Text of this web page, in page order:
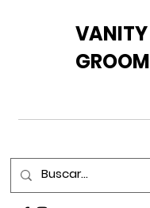
VANITY
GROOM